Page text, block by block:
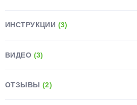
ИНСТРУКЦИИ (3)
ВИДЕО (3)
ОТЗЫВЫ (2)